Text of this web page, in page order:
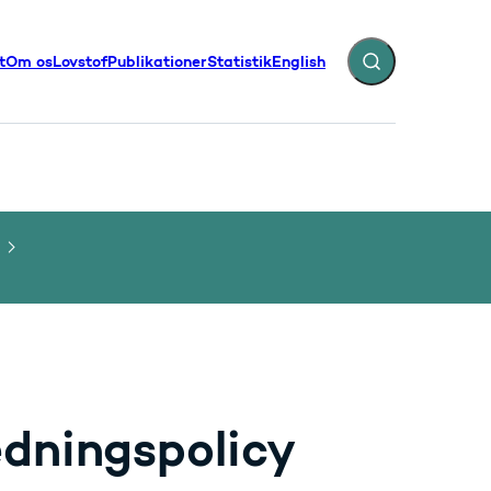
Om osLovstofPublikationerStatistikEnglish Fold søgefelt ud
- Flere links